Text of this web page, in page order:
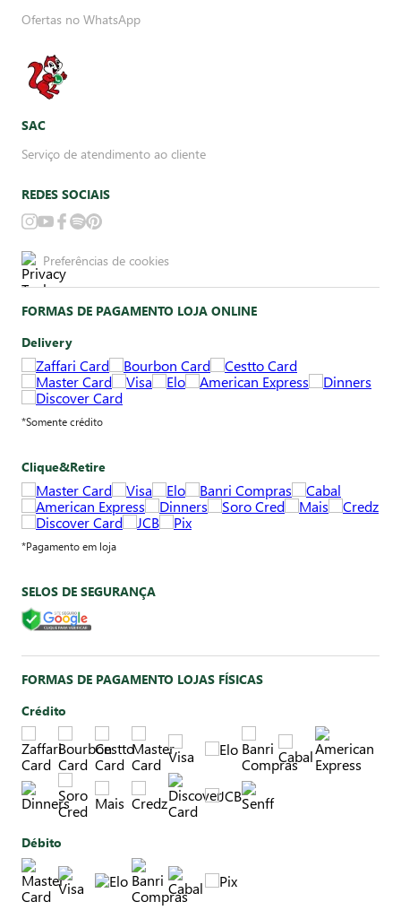
Ofertas no WhatsApp
SAC
Serviço de atendimento ao cliente
REDES SOCIAIS
Preferências de cookies
FORMAS DE PAGAMENTO LOJA ONLINE
Delivery
*Somente crédito
Clique&Retire
*Pagamento em loja
SELOS DE SEGURANÇA
FORMAS DE PAGAMENTO LOJAS FÍSICAS
Crédito
Débito